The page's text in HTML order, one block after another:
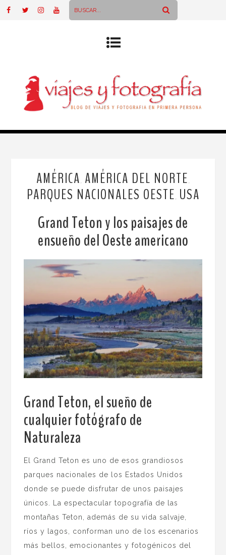
AMÉRICA AMÉRICA DEL NORTE
PARQUES NACIONALES OESTE USA
Grand Teton y los paisajes de
ensueño del Oeste americano
Grand Teton, el sueño de
cualquier fotógrafo de
Naturaleza
El Grand Teton es uno de esos grandiosos
parques nacionales de los Estados Unidos
donde se puede disfrutar de unos paisajes
únicos. La espectacular topografía de las
montañas Teton, además de su vida salvaje,
ríos y lagos, conforman uno de los escenarios
más bellos, emocionantes y fotogénicos del